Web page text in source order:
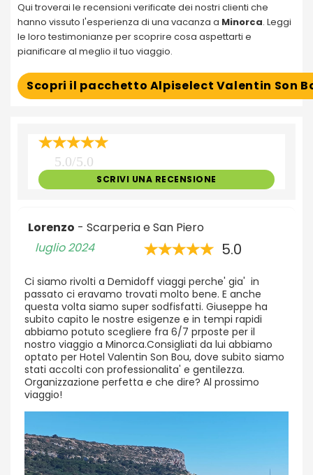
Qui troverai le recensioni verificate dei nostri clienti che
hanno vissuto l'esperienza di una vacanza a Minorca. Leggi
le loro testimonianze per scoprire cosa aspettarti e
pianificare al meglio il tuo viaggio.
Scopri il pacchetto Alpiselect Valentin Son
5.0/5.0
SCRIVI UNA RECENSIONE
Lorenzo - Scarperia e San Piero
luglio 2024
5.0
Ci siamo rivolti a Demidoff viaggi perche' gia' in
passato ci eravamo trovati molto bene. E anche
questa volta siamo super sodfisfatti. Giuseppe ha
subito capito le nostre esigenze e in tempi rapidi
abbiamo potuto scegliere fra 6/7 prposte per il
nostro viaggio a Minorca.Consigliati da lui abbiamo
optato per Hotel Valentin Son Bou, dove subito siamo
stati accolti con professionalita' e gentilezza.
Organizzazione perfetta e che dire? Al prossimo
viaggio!